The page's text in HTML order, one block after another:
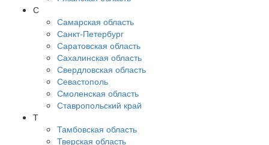
С
Самарская область
Санкт-Петербург
Саратовская область
Сахалинская область
Свердловская область
Севастополь
Смоленская область
Ставропольский край
Т
Тамбовская область
Тверская область